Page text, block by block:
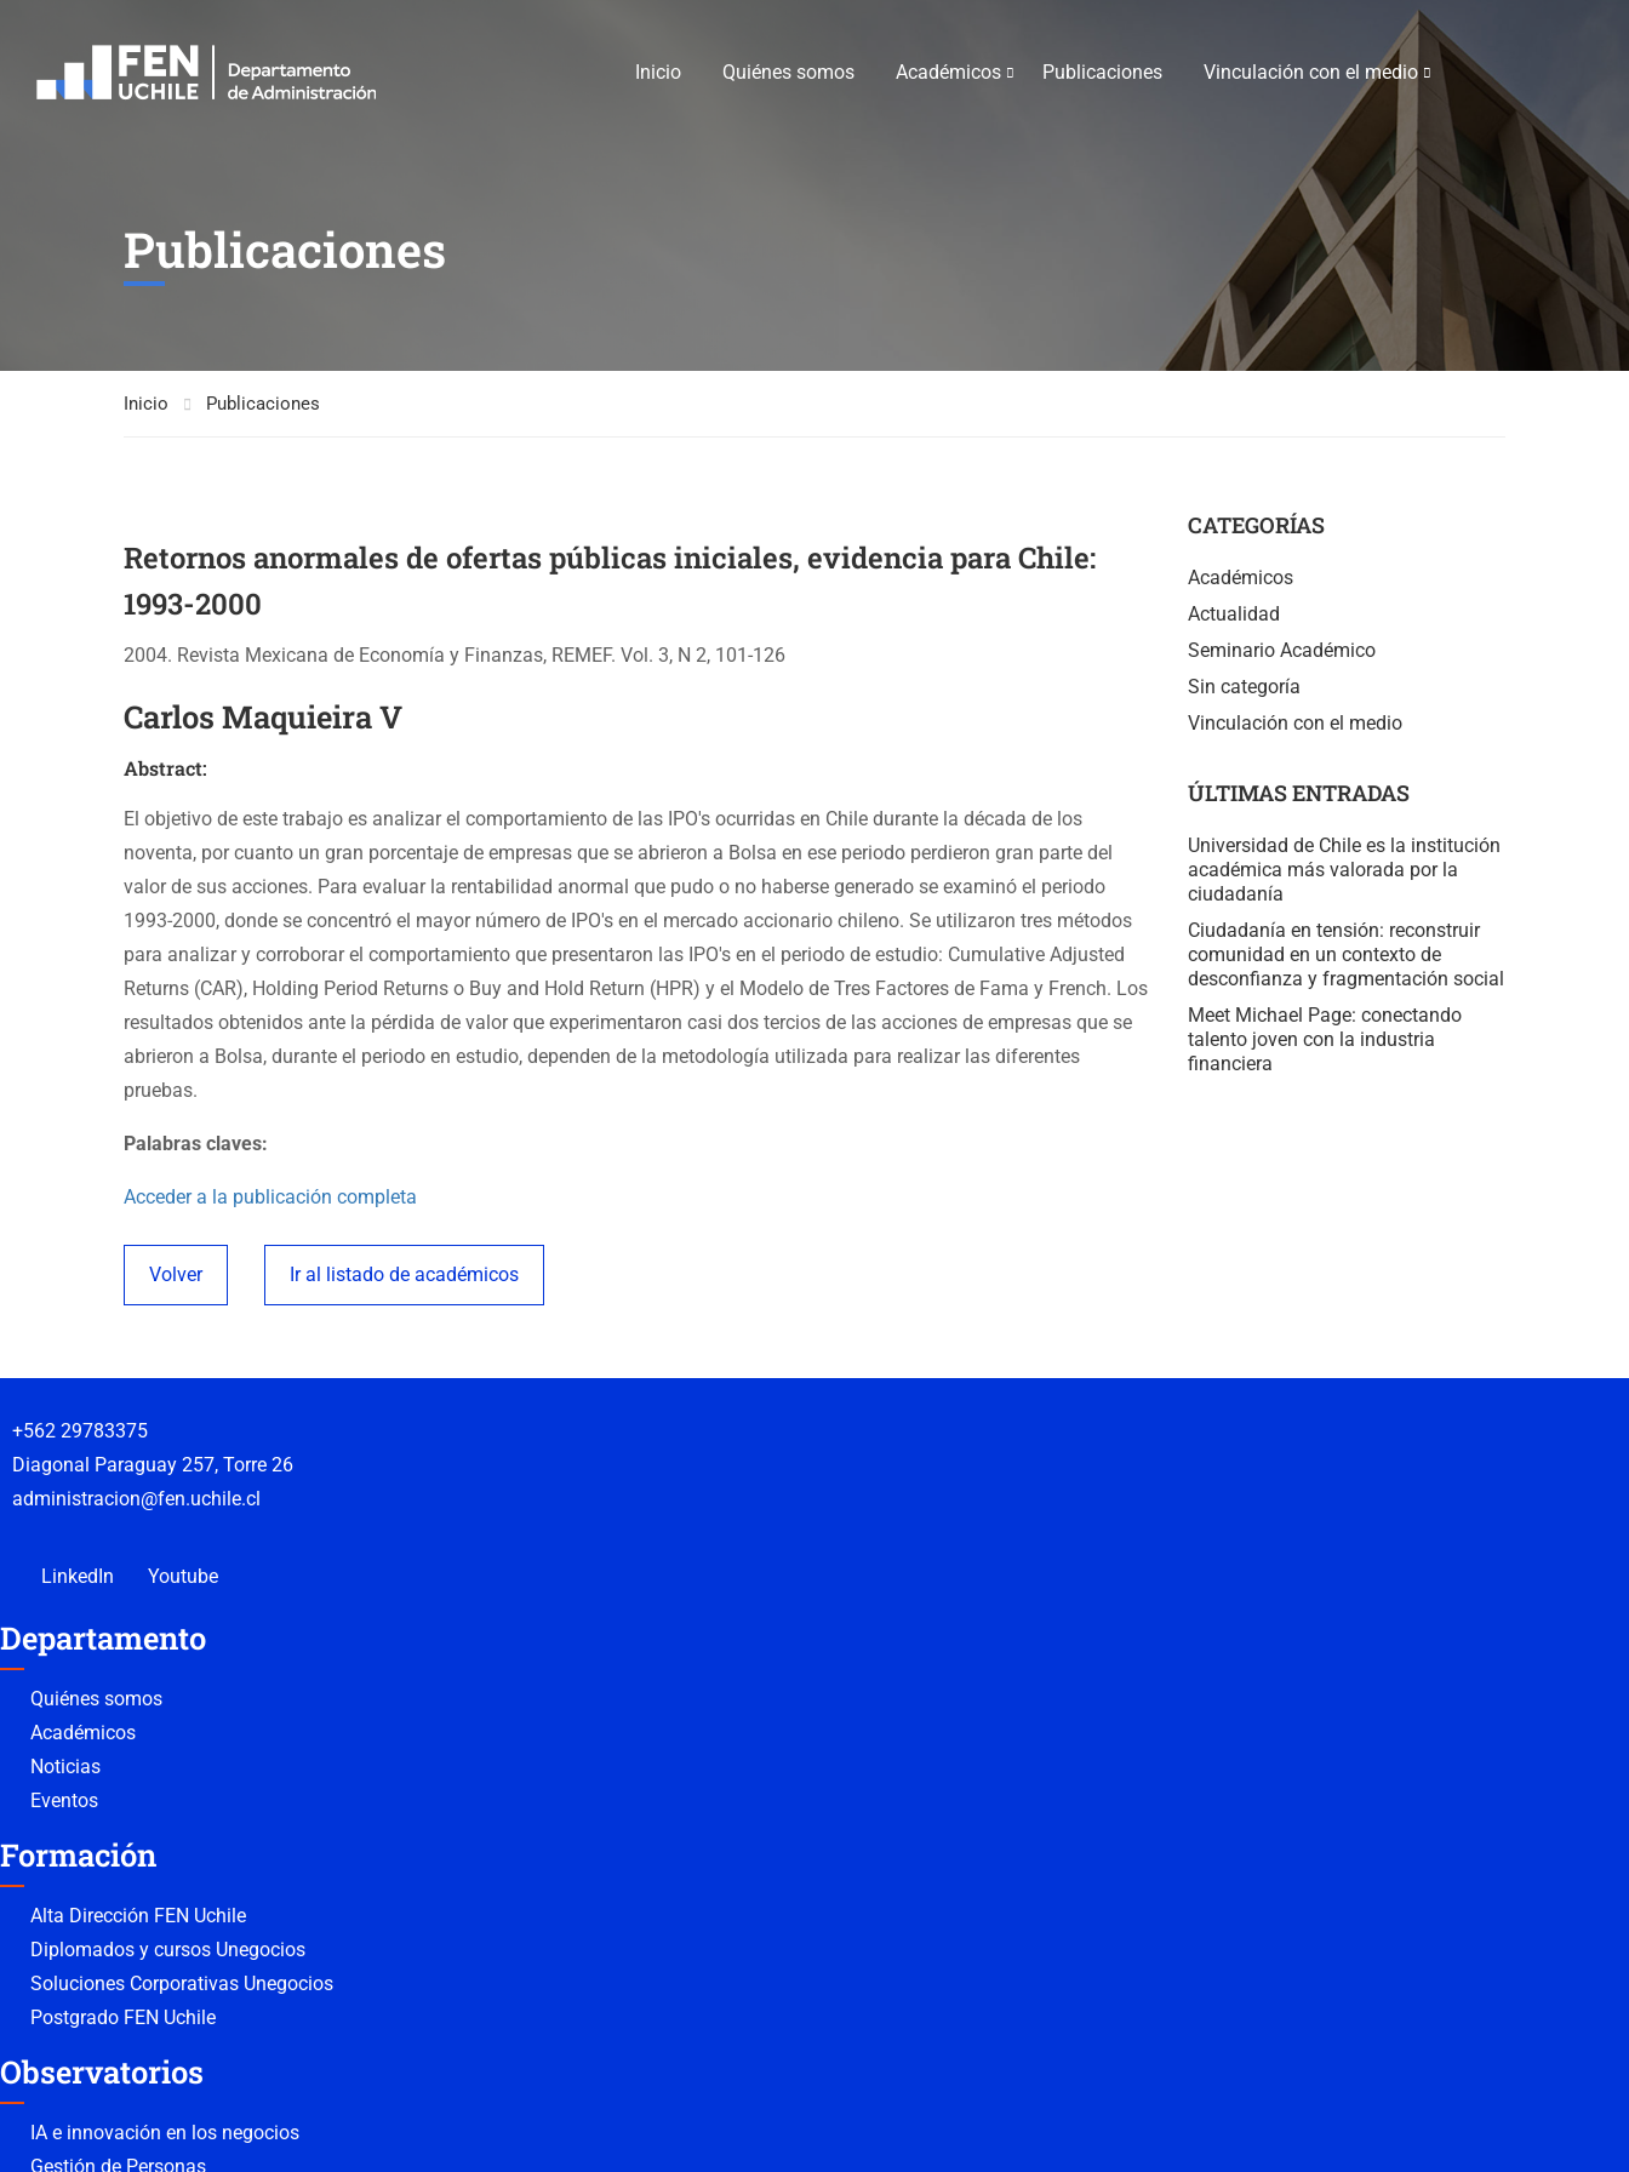
Inicio Quiénes somos Académicos Publicaciones Vinculación con el medio
Publicaciones
Inicio Publicaciones
Retornos anormales de ofertas públicas iniciales, evidencia para Chile:
1993-2000
2004. Revista Mexicana de Economía y Finanzas, REMEF. Vol. 3, N 2, 101-126
Carlos Maquieira V
Abstract:
El objetivo de este trabajo es analizar el comportamiento de las IPO's ocurridas en Chile durante la década de los
noventa, por cuanto un gran porcentaje de empresas que se abrieron a Bolsa en ese periodo perdieron gran parte del
valor de sus acciones. Para evaluar la rentabilidad anormal que pudo o no haberse generado se examinó el periodo
1993-2000, donde se concentró el mayor número de IPO's en el mercado accionario chileno. Se utilizaron tres métodos
para analizar y corroborar el comportamiento que presentaron las IPO's en el periodo de estudio: Cumulative Adjusted
Returns (CAR), Holding Period Returns o Buy and Hold Return (HPR) y el Modelo de Tres Factores de Fama y French. Los
resultados obtenidos ante la pérdida de valor que experimentaron casi dos tercios de las acciones de empresas que se
abrieron a Bolsa, durante el periodo en estudio, dependen de la metodología utilizada para realizar las diferentes
pruebas.
Palabras claves:
Acceder a la publicación completa
Volver Ir al listado de académicos
CATEGORÍAS
Académicos
Actualidad
Seminario Académico
Sin categoría
Vinculación con el medio
ÚLTIMAS ENTRADAS
Universidad de Chile es la institución
académica más valorada por la
ciudadanía
Ciudadanía en tensión: reconstruir
comunidad en un contexto de
desconfianza y fragmentación social
Meet Michael Page: conectando
talento joven con la industria
financiera
+562 29783375
Diagonal Paraguay 257, Torre 26
administracion@fen.uchile.cl
LinkedIn Youtube
Departamento
Quiénes somos
Académicos
Noticias
Eventos
Formación
Alta Dirección FEN Uchile
Diplomados y cursos Unegocios
Soluciones Corporativas Unegocios
Postgrado FEN Uchile
Observatorios
IA e innovación en los negocios
Gestión de Personas